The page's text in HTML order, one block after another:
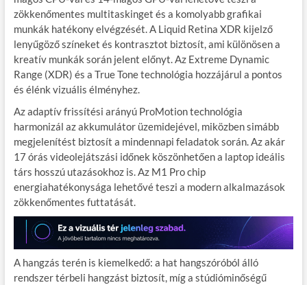
zökkenőmentes multitaskinget és a komolyabb grafikai
munkák hatékony elvégzését. A Liquid Retina XDR kijelző
lenyűgöző színeket és kontrasztot biztosít, ami különösen a
kreatív munkák során jelent előnyt. Az Extreme Dynamic
Range (XDR) és a True Tone technológia hozzájárul a pontos
és élénk vizuális élményhez.
Az adaptív frissítési arányú ProMotion technológia
harmonizál az akkumulátor üzemidejével, miközben simább
megjelenítést biztosít a mindennapi feladatok során. Az akár
17 órás videolejátszási időnek köszönhetően a laptop ideális
társ hosszú utazásokhoz is. Az M1 Pro chip
energiahatékonysága lehetővé teszi a modern alkalmazások
zökkenőmentes futtatását.
A hangzás terén is kiemelkedő: a hat hangszóróból álló
rendszer térbeli hangzást biztosít, míg a stúdióminőségű